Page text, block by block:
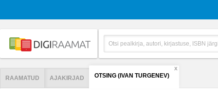
RAAMATUD AJAKIRJAD OTSING (IVAN TURGENEV)
X